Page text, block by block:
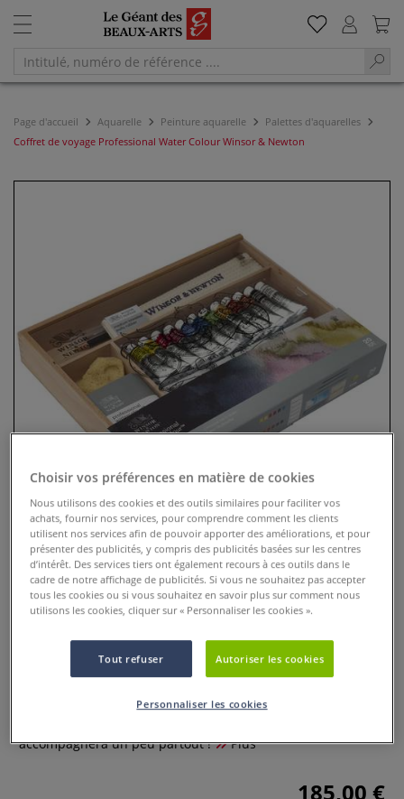
Page d'accueil Aquarelle Peinture aquarelle
Palettes d'aquarelles
Coffret de voyage Professional Water Colour Winsor & Newton
Water Colour Winsor & Newton
accompagnera un peu partout !
Plus
185,00 €
Choisir vos préférences en matière de cookies
Nous utilisons des cookies et des outils similaires pour faciliter vos
achats, fournir nos services, pour comprendre comment les clients
utilisent nos services afin de pouvoir apporter des améliorations, et pour
présenter des publicités, y compris des publicités basées sur les centres
d’intérêt. Des services tiers ont également recours à ces outils dans le
cadre de notre affichage de publicités. Si vous ne souhaitez pas accepter
tous les cookies ou si vous souhaitez en savoir plus sur comment nous
utilisons les cookies, cliquer sur « Personnaliser les cookies ».
Tout refuser Autoriser les cookies
Personnaliser les cookies